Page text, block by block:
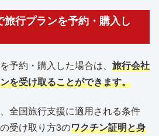
行プランを予約・購入し
予約・購入した場合は、 旅行会社
を受け取ることができます。
全国旅行支援に適用される条件
受け取り方3のワクチン証明と身